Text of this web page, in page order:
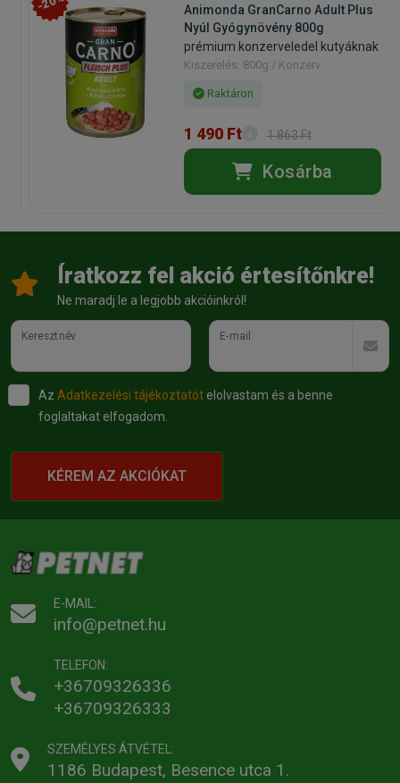
Animonda GranCarno Adult Plus
Nyúl Gyógynövény 800g
prémium konzerveledel kutyáknak
Kiszerelés: 800g / Konzerv
Raktáron
1 490 Ft 1 863 Ft
Kosárba
Íratkozz fel akció értesítőnkre!
Ne maradj le a legjobb akcióinkról!
Keresztnév E-mail
Az Adatkezelési tájékoztatót elolvastam és a benne
foglaltakat elfogadom.
KÉREM AZ AKCIÓKAT
E-MAIL:
info@petnet.hu
TELEFON:
+36709326336
+36709326333
SZEMÉLYES ÁTVÉTEL:
1186 Budapest, Besence utca 1.